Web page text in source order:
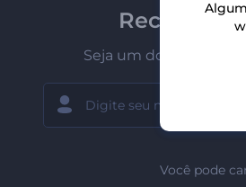
Receba a
Seja um dos
Você pode